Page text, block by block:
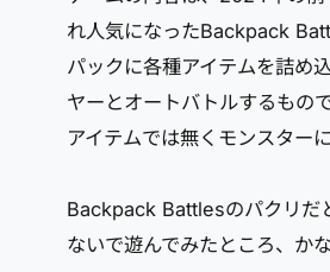
れ人気になったBackpack
パックに各種アイテムを詰め
ヤーとオートバトルするもの
アイテムでは無くモンスター
Backpack Battlesのパクリだ
ないで遊んでみたところ、か